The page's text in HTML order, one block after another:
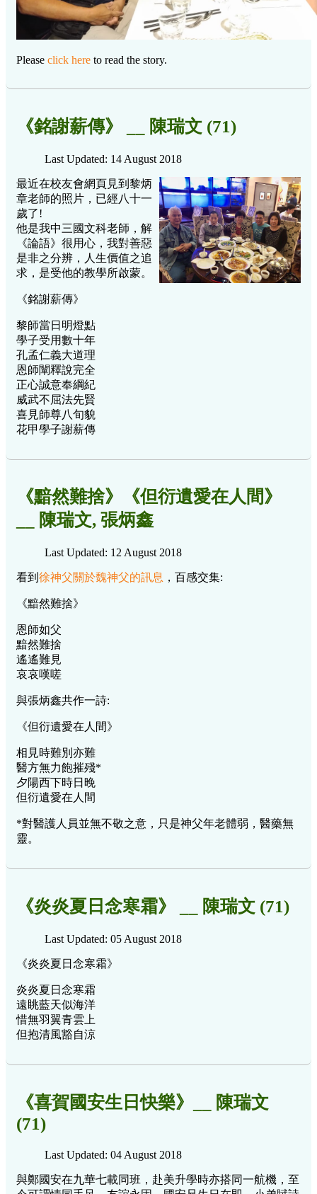
Please click here to read the story.
《銘謝薪傳》 __ 陳瑞文 (71)
Last Updated: 14 August 2018
最近在校友會網頁見到黎炳
章老師的照片，已經八十一
歲了!
他是我中三國文科老師，解
《論語》很用心，我對善惡
是非之分辨，人生價值之追
求，是受他的教學所啟蒙。
《銘謝薪傳》
黎師當日明燈點
學子受用數十年
孔孟仁義大道理
恩師闡釋說完全
正心誠意奉綱紀
威武不屈法先賢
喜見師尊八旬貌
花甲學子謝薪傳
《黯然難捨》《但衍遺愛在人間》
__ 陳瑞文, 張炳鑫
Last Updated: 12 August 2018
看到 徐神父關於魏神父的訊息 ，百感交集:
《黯然難捨》
恩師如父
黯然難捨
遙遙難見
哀哀嘆嗟
與張炳鑫共作一詩:
《但衍遺愛在人間》
相見時難別亦難
醫方無力飽摧殘*
夕陽西下時日晚
但衍遺愛在人間
*對醫護人員並無不敬之意，只是神父年老體弱，醫藥無
靈。
《炎炎夏日念寒霜》 __ 陳瑞文 (71)
Last Updated: 05 August 2018
《炎炎夏日念寒霜》
炎炎夏日念寒霜
遠眺藍天似海洋
惜無羽翼青雲上
但抱清風豁自涼
《喜賀國安生日快樂》__ 陳瑞文
(71)
Last Updated: 04 August 2018
與鄭國安在九華七載同班，赴美升學時亦搭同一航機，至